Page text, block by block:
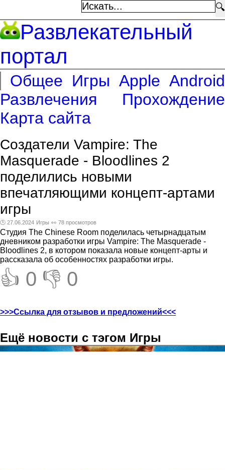
🔍
Развлекательный
портал
Общее Игры Apple Android
Развлечения
Прохождение
Карта сайта
Создатели Vampire: The
Masquerade - Bloodlines 2
поделились новыми
впечатляющими концепт-артами
игры
🕑 27.06.2024 Игры 👀 78 просмотров
Студия The Chinese Room поделилась четырнадцатым
дневником разработки игры Vampire: The Masquerade -
Bloodlines 2, в котором показала новые концепт-арты и
рассказала об особенностях разработки игры.
👍 0 👎 0
>>>Ссылка для отзывов и предложений<<<
Ещё новости с тэгом Игры